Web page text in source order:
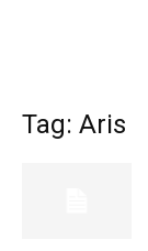
Tag: Aris